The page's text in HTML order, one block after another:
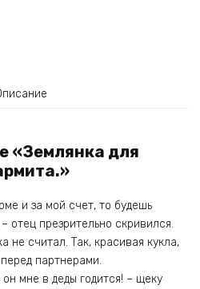
«Землянка для
и за мой счет, то будешь
отец презрительно скривился.
не считал. Так, красивая кукла,
партнерами.
мне в деды годится! – щеку